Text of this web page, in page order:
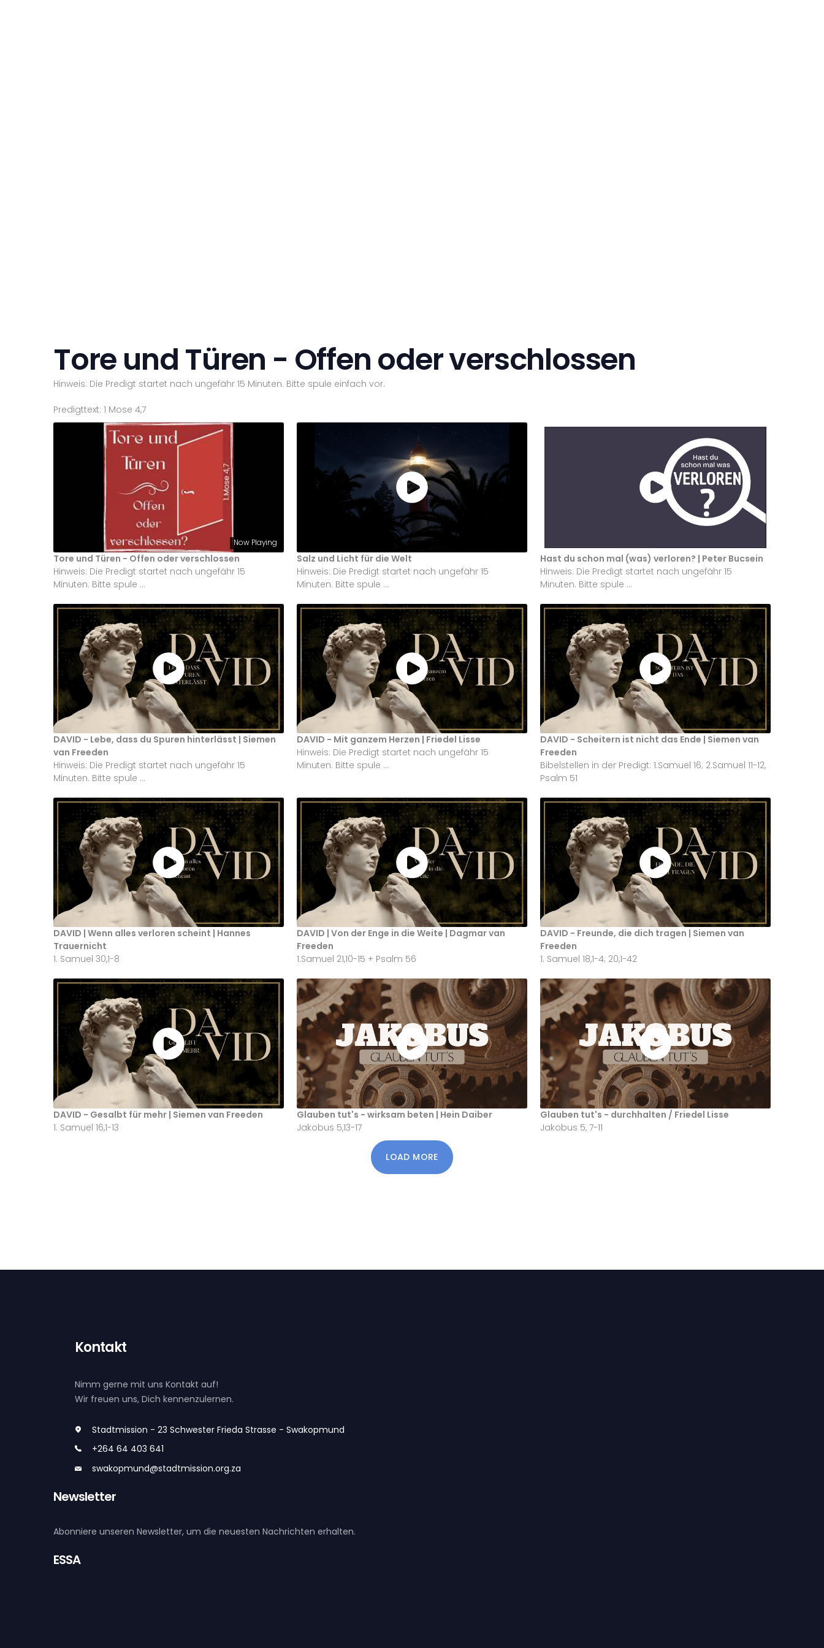
Tore und Türen - Offen oder verschlossen
Hinweis: Die Predigt startet nach ungefähr 15 Minuten. Bitte spule einfach vor.
Predigttext: 1 Mose 4,7
Now Playing
Tore und Türen - Offen oder verschlossen
Hinweis: Die Predigt startet nach ungefähr 15
Minuten. Bitte spule ...
Salz und Licht für die Welt
Hinweis: Die Predigt startet nach ungefähr 15
Minuten. Bitte spule ...
Hast du schon mal (was) verloren? | Peter Bucsein
Hinweis: Die Predigt startet nach ungefähr 15
Minuten. Bitte spule ...
DAVID - Lebe, dass du Spuren hinterlässt | Siemen
van Freeden
Hinweis: Die Predigt startet nach ungefähr 15
Minuten. Bitte spule ...
DAVID - Mit ganzem Herzen | Friedel Lisse
Hinweis: Die Predigt startet nach ungefähr 15
Minuten. Bitte spule ...
DAVID - Scheitern ist nicht das Ende | Siemen van
Freeden
Bibelstellen in der Predigt: 1.Samuel 16; 2.Samuel 11-12,
Psalm 51
DAVID | Wenn alles verloren scheint | Hannes
Trauernicht
1. Samuel 30,1-8
DAVID | Von der Enge in die Weite | Dagmar van
Freeden
1.Samuel 21,10-15 + Psalm 56
DAVID - Freunde, die dich tragen | Siemen van
Freeden
1. Samuel 18,1-4; 20,1-42
DAVID - Gesalbt für mehr | Siemen van Freeden
1. Samuel 16,1-13
Glauben tut's - wirksam beten | Hein Daiber
Jakobus 5,13-17
Glauben tut's - durchhalten / Friedel Lisse
Jakobus 5, 7-11
LOAD MORE
Kontakt
Nimm gerne mit uns Kontakt auf!
Wir freuen uns, Dich kennenzulernen.
Stadtmission - 23 Schwester Frieda Strasse - Swakopmund
+264 64 403 641
swakopmund@stadtmission.org.za
Newsletter
Abonniere unseren Newsletter, um die neuesten Nachrichten erhalten.
ESSA